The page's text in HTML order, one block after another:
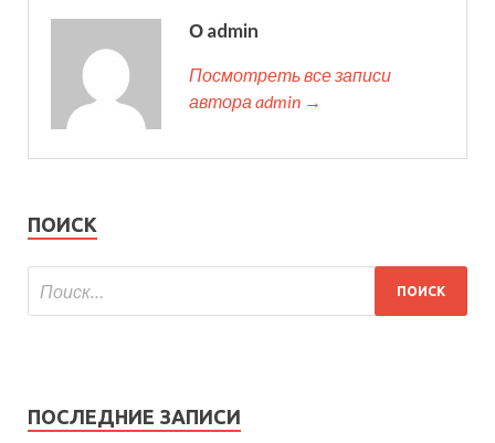
О admin
Посмотреть все записи
автора admin →
ПОИСК
ПОСЛЕДНИЕ ЗАПИСИ